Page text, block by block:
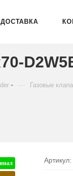
ДОСТАВКА
Газовые
Артикул: